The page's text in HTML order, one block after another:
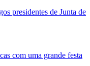
presidentes de Junta de
com uma grande festa